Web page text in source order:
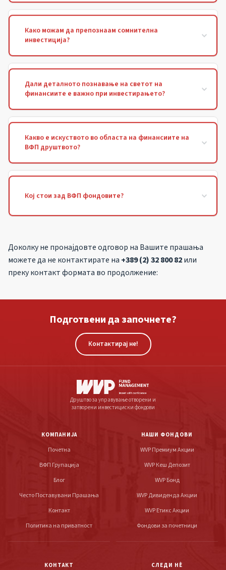
Како можам да препознаам сомнителна
инвестиција?
Дали деталното познавање на светот на
финансиите е важно при инвестирањето?
Какво е искуството во областа на финансиите на
ВФП друштвото?
Кој стои зад ВФП фондовите?
Доколку не пронајдовте одговор на Вашите прашања
можете да не контактирате на +389 (2) 32 800 82или
преку контакт формата во продолжение:
Подготвени да започнете?
Контактирај не!
Друштво за управување отворени и
затворени инвестициски фондови
КОМПАНИЈА
Почетна
ВФП Групација
Блог
Често Поставувани Прашања
Контакт
Политика на приватност
НАШИ ФОНДОВИ
WVP Премиум Акции
WVP Кеш Депозит
WVP Бонд
WVP Дивиденда Акции
WVP Етикс Акции
Фондови за почетници
КОНТАКТ СЛЕДИ НÈ